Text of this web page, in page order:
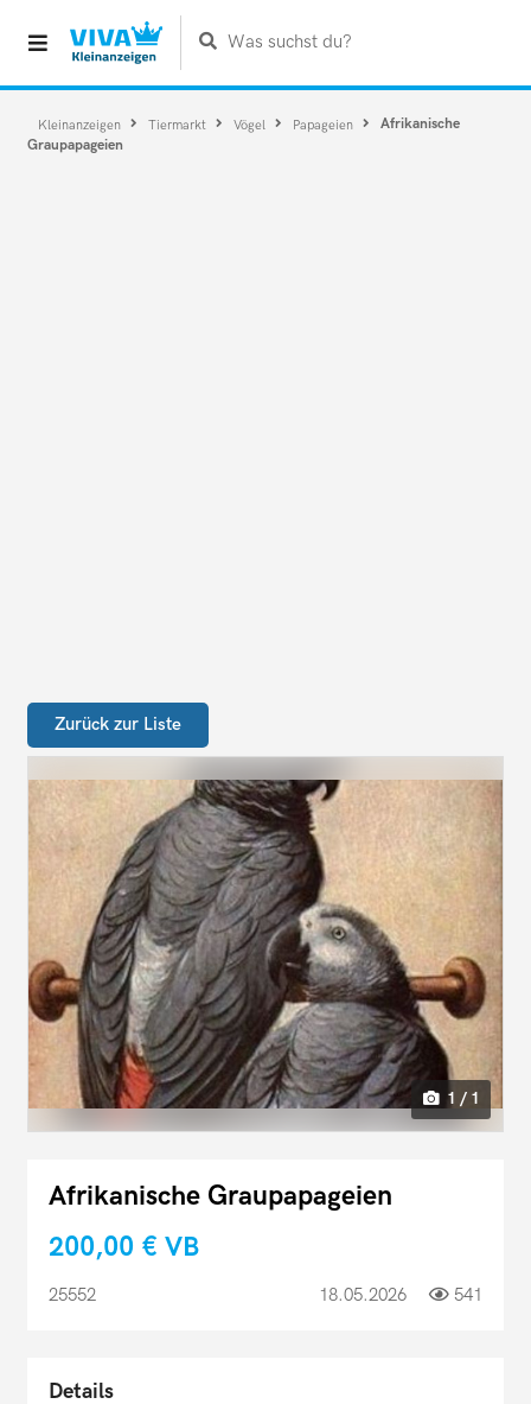
Was suchst du?
Kleinanzeigen Tiermarkt Vögel Papageien
Afrikanische
Graupapageien
Zurück zur Liste
1 / 1
Afrikanische Graupapageien
200,00 € VB
25552 18.05.2026 541
Details